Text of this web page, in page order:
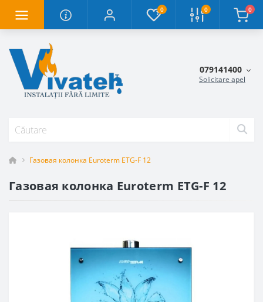
0 0 0
079141400
Solicitare apel
Газовая колонка Euroterm ETG-F 12
Газовая колонка Euroterm ETG-F 12